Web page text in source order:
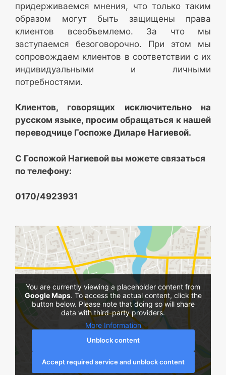
придерживаемся мнения, что только таким
образом могут быть защищены права
клиентов всеобъемлемо. За что мы
заступаемся безоговорочно. При этом мы
сопровождаем клиентов в соответствии с их
индивидуальными и личными
потребностями.
Клиентов, говорящих исключительно на
русском языке, просим обращаться к нашей
переводчице Госпоже Диларе Нагиевой.
С Госпожой Нагиевой вы можете связаться
по телефону:
0170/4923931
You are currently viewing a placeholder content from
Google Maps. To access the actual content, click the
button below. Please note that doing so will share
data with third-party providers.
More Information
Unblock content
Accept required service and unblock content